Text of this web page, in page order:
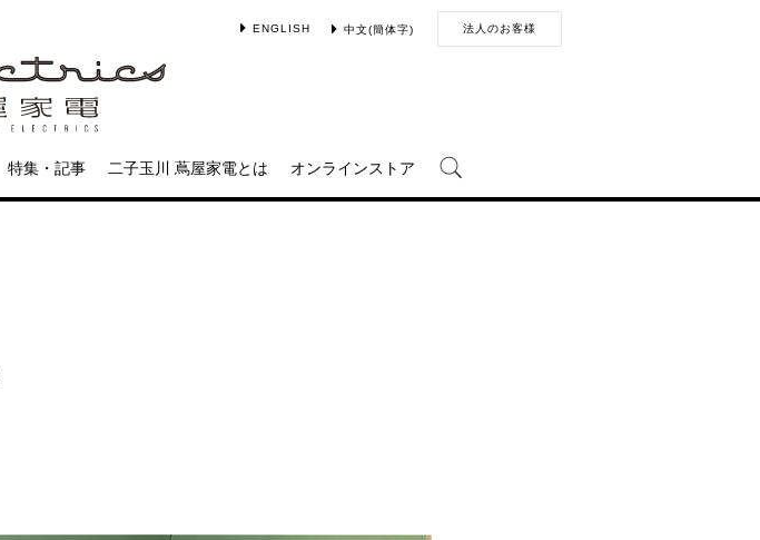
ENGLISH 中文(簡体字) 法人のお客様
特集・記事 二子玉川 蔦屋家電とは オンラインストア